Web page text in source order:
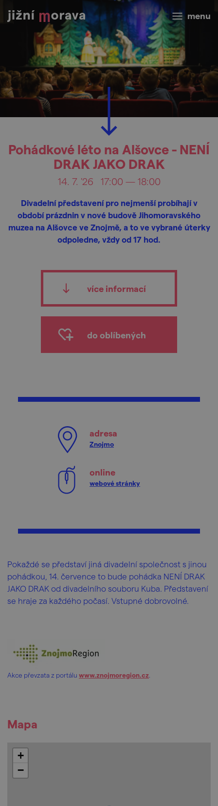
menu
Pohádkové léto na Alšovce - NENÍ
DRAK JAKO DRAK
14. 7. '26 17:00 — 18:00
Divadelní představení pro nejmenší probíhají v
období prázdnin v nové budově Jihomoravského
muzea na Alšovce ve Znojmě, a to ve vybrané úterky
odpoledne, vždy od 17 hod.
více informací
do oblíbených
adresa
Znojmo
online
webové stránky
Pokaždé se představí jiná divadelní společnost s jinou
pohádkou, 14. července to bude pohádka NENÍ DRAK
JAKO DRAK od divadelního souboru Kuba. Představení
se hraje za každého počasí. Vstupné dobrovolné.
Akce převzata z portálu www.znojmoregion.cz
Mapa
+
−